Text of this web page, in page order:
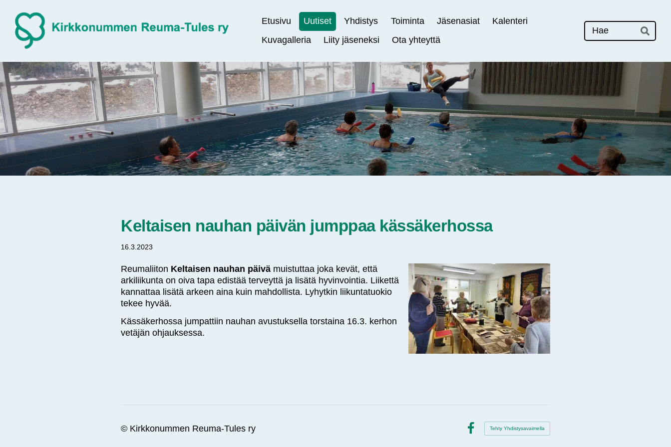
Siirry
sivun
sisältöön
Sivuston etusivulle
Etusivu Uutiset Yhdistys Toiminta Jäsenasiat
Kalenteri
Kuvagalleria
Liity jäseneksi Ota yhteyttä
Hae
Keltaisen nauhan päivän jumppaa kässäkerhossa
16.3.2023
Reumaliiton Keltaisen nauhan päivä muistuttaa joka kevät, että
arkiliikunta on oiva tapa edistää terveyttä ja lisätä hyvinvointia. Liikettä
kannattaa lisätä arkeen aina kuin mahdollista. Lyhytkin liikuntatuokio
tekee hyvää.
Kässäkerhossa jumpattiin nauhan avustuksella torstaina 16.3. kerhon
vetäjän ohjauksessa.
© Kirkkonummen Reuma-Tules ry
Facebook
Tehty Yhdistysavaimella